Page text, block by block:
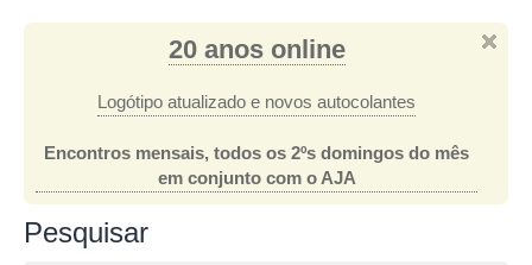
20 anos online
Logótipo atualizado e novos autocolantes
Encontros mensais, todos os 2ºs domingos do mês
em conjunto com o AJA
Pesquisar